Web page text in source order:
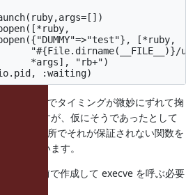
[*ruby,
"#{File.dirname(__FILE__)}/
*args], "rb+")
入ったのでタイミングが微妙にずれて掬
てはいますが、仮にそうであったとして
るべき場所でそれが保証されない関数を
いと思います。
を自前で作成して execve を呼ぶ必要